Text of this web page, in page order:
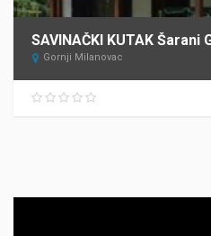
SAVINAČKI KUTAK
Gornji Milanovac